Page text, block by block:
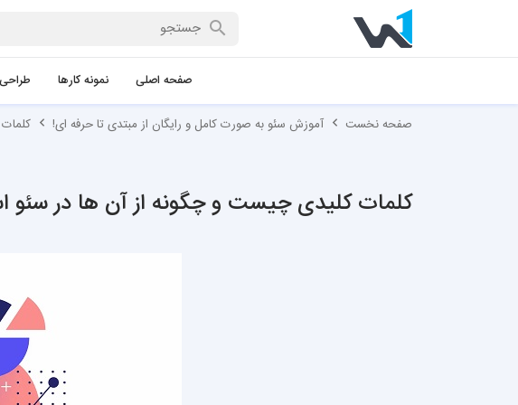
صفحه اصلی نمونه کارها
صفحه نخست آموزش سئو به صورت کامل و رایگان از مبتدی تا حرفه ای!
کلمات کلیدی چیست و چگونه از آن ها در سئو